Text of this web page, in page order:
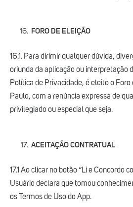
FORO DE ELEIÇÃO
16.1. Para dirimir qualquer dúvida,
oriunda da aplicação ou interpretação
Política de Privacidade, é eleito o Foro
Paulo, com a renúncia expressa de
privilegiado ou especial que seja.
ACEITAÇÃO CONTRATUAL
17.1 Ao clicar no botão “Li e Concordo
Usuário declara que tomou
os Termos de Uso do App.